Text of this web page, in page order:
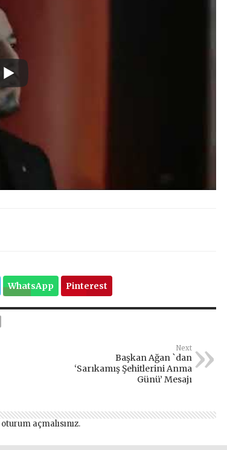
WhatsApp Pinterest
Next
Başkan Ağan `dan
‘Sarıkamış Şehitlerini Anma
Günü’ Mesajı
oturum açmalısınız.